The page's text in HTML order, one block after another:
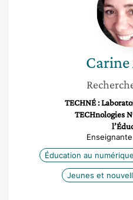
Carine
TECHNÉ :
TECHnologies
Éducation au numérique
Jeunes et